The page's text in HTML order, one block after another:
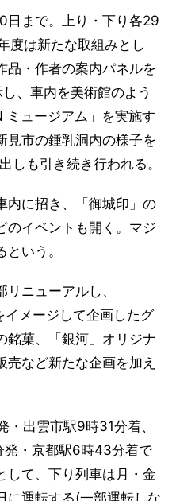
日まで。上り・下り各29
度は新たな取組みとし
品・作者の案内パネルを
、車内を美術館のよう
ミュージアム」を実施す
見市の鍾乳洞内の様子を
しも引き続き行われる。
内に招き、「御城印」の
のイベントも開く。マジ
いう。
ニューアルし、
イメージして企画したグ
銘菓、「銀河」オリジナ
売など新たな企画を加え
・出雲市駅9時31分着、
発・京都駅6時43分着で
して、下り列車は月・金